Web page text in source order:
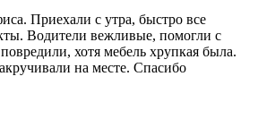
Приехали с утра, быстро все
Водители вежливые, помогли с
хотя мебель хрупкая была.
на месте. Спасибо